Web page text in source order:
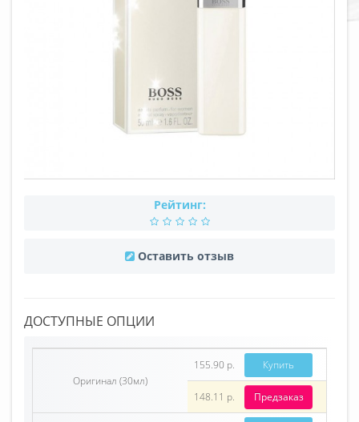
Рейтинг:
Оставить отзыв
ДОСТУПНЫЕ ОПЦИИ
Оригинал (30мл)
155.90 р. Купить
148.11 р. Предзаказ